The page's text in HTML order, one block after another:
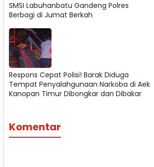
SMSI Labuhanbatu Gandeng Polres
Berbagi di Jumat Berkah
Respons Cepat Polisi! Barak Diduga
Tempat Penyalahgunaan Narkoba di Aek
Kanopan Timur Dibongkar dan Dibakar
Komentar